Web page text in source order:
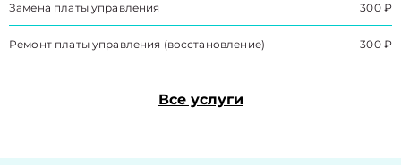
Замена платы управления 300 ₽
Ремонт платы управления (восстановление) 300 ₽
Все услуги